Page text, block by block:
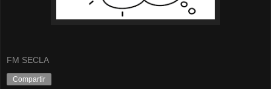
FM SECLA
Compartir